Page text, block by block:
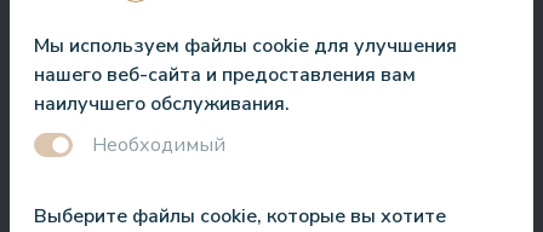
номера, вкусная еда и полезное обслуживание. Нам очень
Мы используем файлы cookie для улучшения
нашего веб-сайта и предоставления вам
наилучшего обслуживания.
Необходимый
Выберите файлы cookie, которые вы хотите